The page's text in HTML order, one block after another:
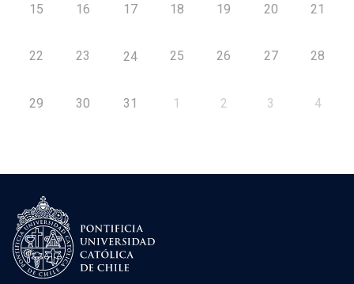
15 16 17 18 19 20 21
22 23 24 25 26 27 28
29 30 31 1 2 3 4